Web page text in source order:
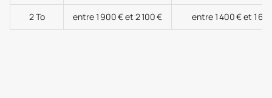
2 To entre 1 900 € et 2 100 € entre 1 400 € et 1